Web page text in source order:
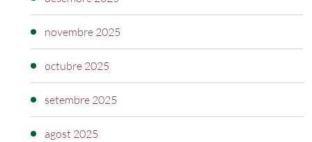
novembre 2025
octubre 2025
setembre 2025
agost 2025